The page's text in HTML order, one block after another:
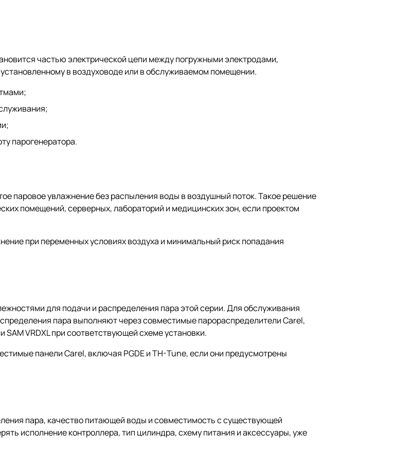
частью электрической цепи между погружными электродами,
в воздуховоде или в обслуживаемом помещении.
парогенератора.
паровое увлажнение без распыления воды в воздушный поток. Такое решение
помещений, серверных, лабораторий и медицинских зон, если проектом
при переменных условиях воздуха и минимальный риск попадания
для подачи и распределения пара этой серии. Для обслуживания
пара выполняют через совместимые парораспределители Carel,
VRDXL при соответствующей схеме установки.
панели Carel, включая PGDE и TH-Tune, если они предусмотрены
пара, качество питающей воды и совместимость с существующей
исполнение контроллера, тип цилиндра, схему питания и аксессуары, уже